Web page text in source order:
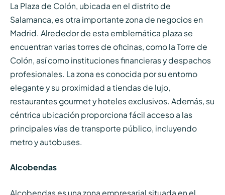
La Plaza de Colón, ubicada en el distrito de
Salamanca, es otra importante zona de negocios en
Madrid. Alrededor de esta emblemática plaza se
encuentran varias torres de oficinas, como la Torre de
Colón, así como instituciones financieras y despachos
profesionales. La zona es conocida por su entorno
elegante y su proximidad a tiendas de lujo,
restaurantes gourmet y hoteles exclusivos. Además, su
céntrica ubicación proporciona fácil acceso a las
principales vías de transporte público, incluyendo
metro y autobuses.
Alcobendas
Alcobendas es una zona empresarial situada en el